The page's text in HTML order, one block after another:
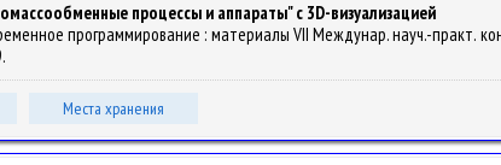
процессы и аппараты" с 3D-визуализацией
программирование : материалы VII Междунар. науч.-практ.
Места хранения